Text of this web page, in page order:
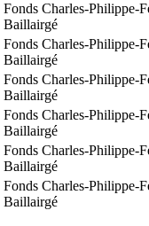
Fonds Charles-Philippe-
Baillairgé
Fonds Charles-Philippe-
Baillairgé
Fonds Charles-Philippe-
Baillairgé
Fonds Charles-Philippe-
Baillairgé
Fonds Charles-Philippe-
Baillairgé
Fonds Charles-Philippe-
Baillairgé